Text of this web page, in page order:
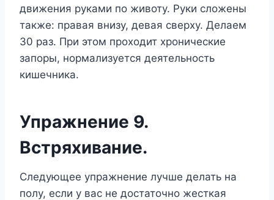
движения руками по животу. Руки сложены
также: правая внизу, девая сверху. Делаем
30 раз. При этом проходит хронические
запоры, нормализуется деятельность
кишечника.
Упражнение 9.
Встряхивание.
Следующее упражнение лучше делать на
полу, если у вас не достаточно жесткая